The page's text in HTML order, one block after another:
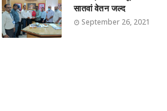
सातवां वेतन जल्द
September 26, 2021